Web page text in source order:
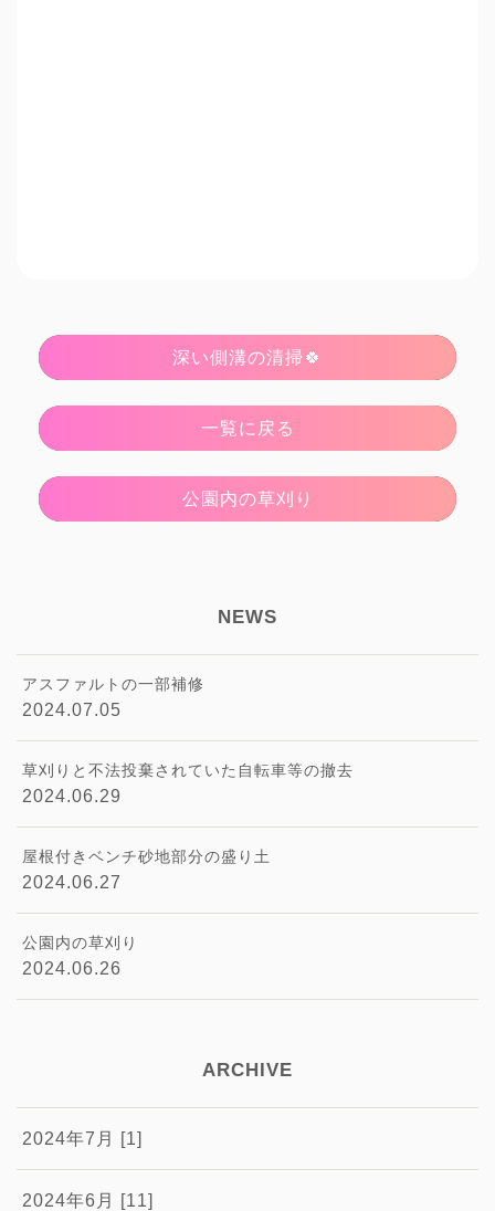
深い側溝の清掃🍀
一覧に戻る
公園内の草刈り
NEWS
アスファルトの一部補修
2024.07.05
草刈りと不法投棄されていた自転車等の撤去
2024.06.29
屋根付きベンチ砂地部分の盛り土
2024.06.27
公園内の草刈り
2024.06.26
ARCHIVE
2024年7月 [1]
2024年6月 [11]